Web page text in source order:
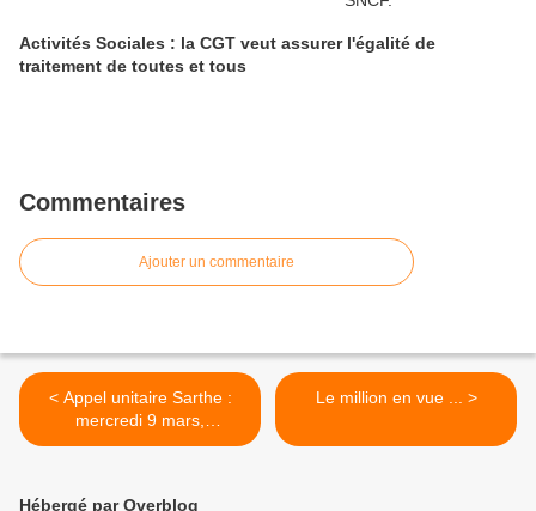
Activités Sociales : la CGT veut assurer l'égalité de
traitement de toutes et tous
Commentaires
Ajouter un commentaire
< Appel unitaire Sarthe :
mercredi 9 mars,
Rassemblement à 10H00
Le million en vue ... >
Hébergé par Overblog